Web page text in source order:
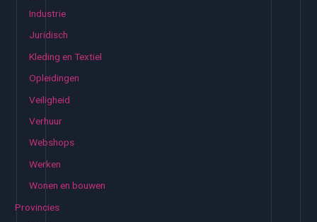
Industrie
Juridisch
Kleding en Textiel
Opleidingen
Veiligheid
Verhuur
Webshops
Werken
Wonen en bouwen
Provincies